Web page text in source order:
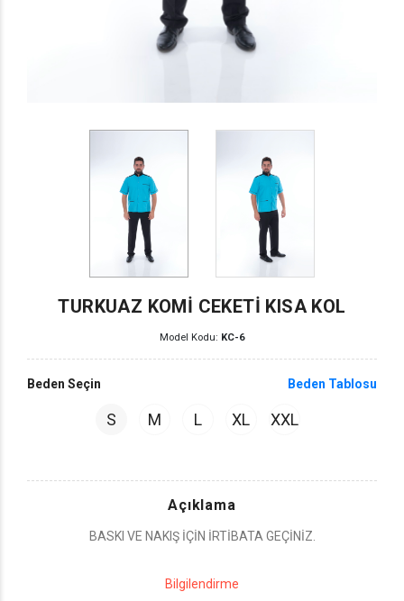
TURKUAZ KOMİ CEKETİ KISA KOL
Model Kodu: KC-6
Beden Seçin Beden Tablosu
S M L XL XXL
Açıklama
BASKI VE NAKIŞ İÇİN İRTİBATA GEÇİNİZ.
Bilgilendirme